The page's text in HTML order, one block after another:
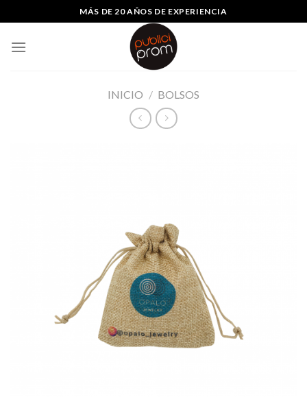
al
contenido
MÁS DE 20 AÑOS DE EXPERIENCIA
INICIO / BOLSOS